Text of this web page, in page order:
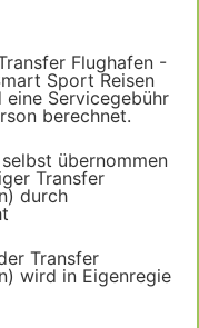
Flughafen -
Sport Reisen
Servicegebühr
berechnet.
übernommen
Transfer
durch
Transfer
wird in Eigenregie